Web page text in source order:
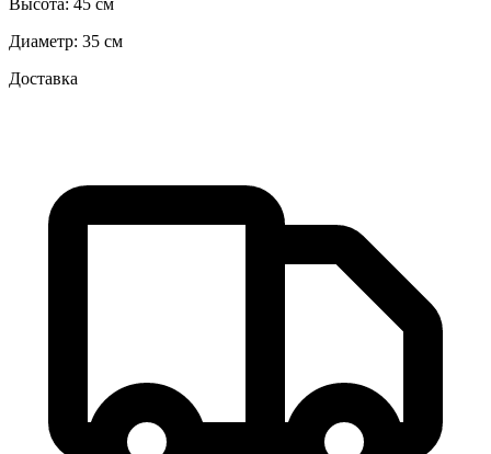
Диаметр: 35 см
Доставка